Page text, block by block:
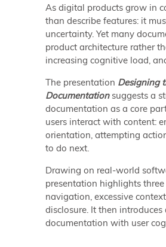
As digital products grow in
than describe features: it
uncertainty. Yet many
product architecture rather
increasing cognitive load,
The presentation Designing
Documentationsuggests a
documentation as a core
users interact with content:
orientation, attempting
to do next.
Drawing on real-world
presentation highlights
navigation, excessive
disclosure. It then
documentation with user